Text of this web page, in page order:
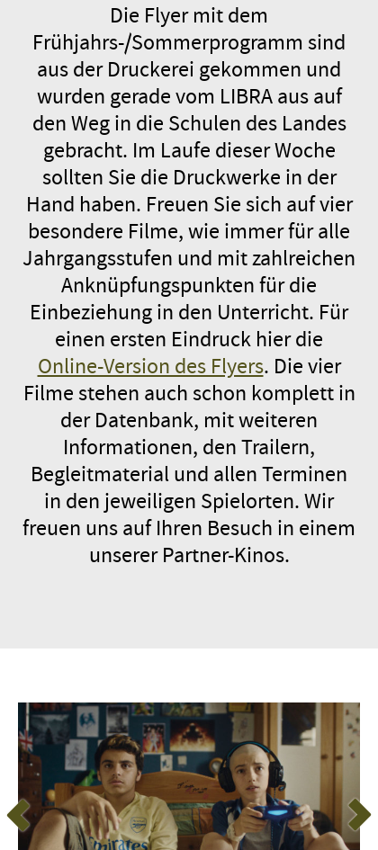
Die Flyer mit dem
Frühjahrs-/Sommerprogramm sind
aus der Druckerei gekommen und
wurden gerade vom LIBRA aus auf
den Weg in die Schulen des Landes
gebracht. Im Laufe dieser Woche
sollten Sie die Druckwerke in der
Hand haben. Freuen Sie sich auf vier
besondere Filme, wie immer für alle
Jahrgangsstufen und mit zahlreichen
Anknüpfungspunkten für die
Einbeziehung in den Unterricht. Für
einen ersten Eindruck hier die
Online-Version des Flyers. Die vier
Filme stehen auch schon komplett in
der Datenbank, mit weiteren
Informationen, den Trailern,
Begleitmaterial und allen Terminen
in den jeweiligen Spielorten. Wir
freuen uns auf Ihren Besuch in einem
unserer Partner-Kinos.